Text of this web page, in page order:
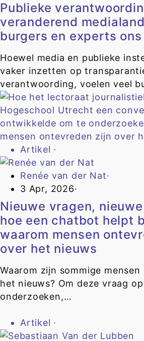
Publieke
veranderend
burgers en experts
Hoewel media en publieke
vaker inzetten op
verantwoording, voelen veel
Artikel ·
Renée van der Nat·
3 Apr, 2026·
Nieuwe vragen,
hoe een chatbot helpt
waarom mensen
over het nieuws
Waarom zijn sommige
het nieuws? Om deze vraag
onderzoeken,…
Artikel ·